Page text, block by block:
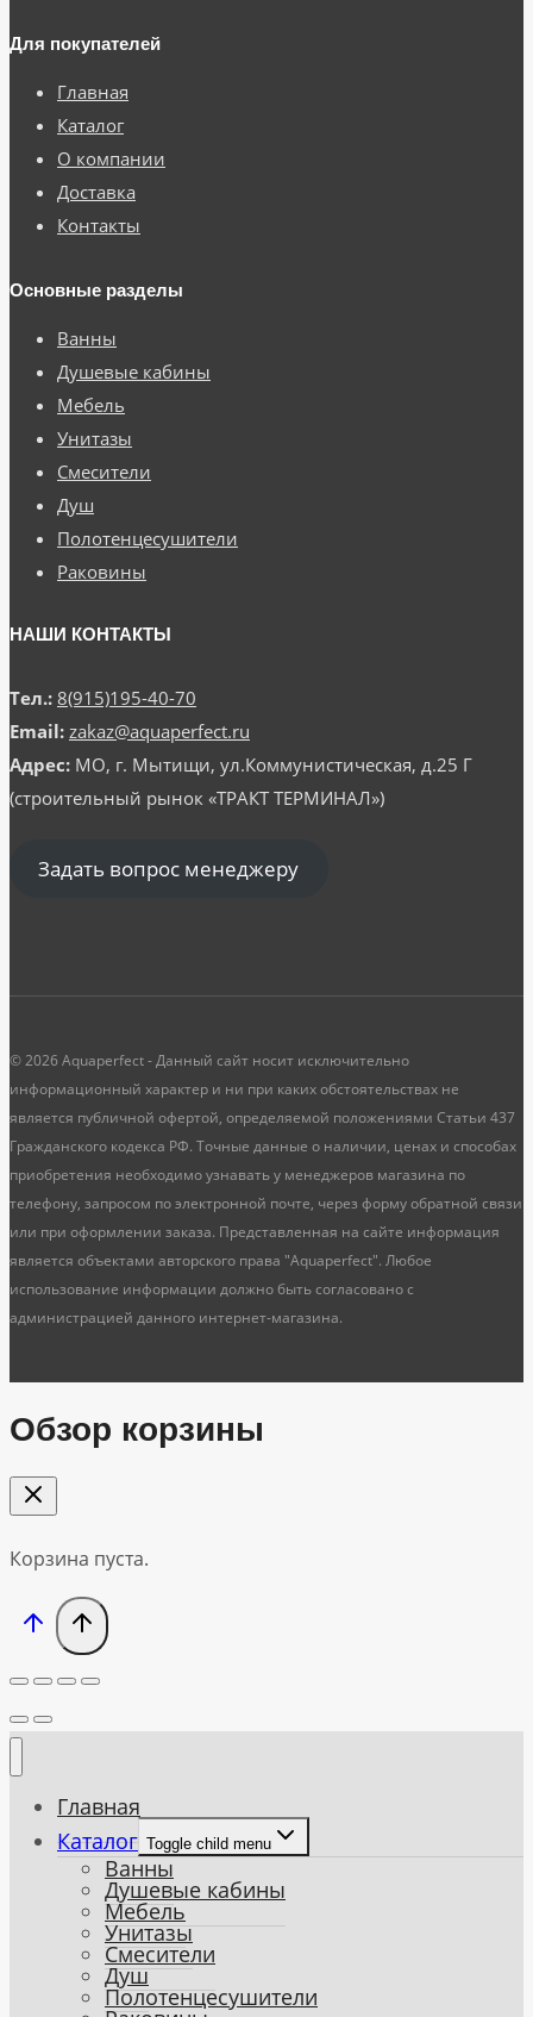
Для покупателей
Главная
Каталог
О компании
Доставка
Контакты
Основные разделы
Ванны
Душевые кабины
Мебель
Унитазы
Смесители
Душ
Полотенцесушители
Раковины
НАШИ КОНТАКТЫ
Тел.: 8(915)195-40-70
Email: zakaz@aquaperfect.ru
Адрес: МО, г. Мытищи, ул.Коммунистическая, д.25 Г
(строительный рынок «ТРАКТ ТЕРМИНАЛ»)
Задать вопрос менеджеру
© 2026 Aquaperfect - Данный сайт носит исключительно
информационный характер и ни при каких обстоятельствах не
является публичной офертой, определяемой положениями Статьи 437
Гражданского кодекса РФ. Точные данные о наличии, ценах и способах
приобретения необходимо узнавать у менеджеров магазина по
телефону, запросом по электронной почте, через форму обратной связи
или при оформлении заказа. Представленная на сайте информация
является объектами авторского права "Aquaperfect". Любое
использование информации должно быть согласовано с
администрацией данного интернет-магазина.
Обзор корзины
Корзина пуста.
Главная
Каталог Toggle child menu
Ванны
Душевые кабины
Мебель
Унитазы
Смесители
Душ
Полотенцесушители